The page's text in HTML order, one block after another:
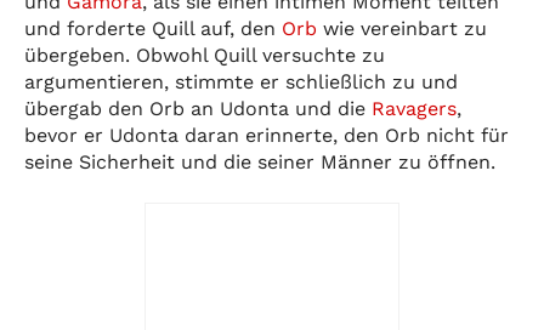
und forderte Quill auf, den Orb wie vereinbart zu
übergeben. Obwohl Quill versuchte zu
argumentieren, stimmte er schließlich zu und
übergab den Orb an Udonta und die Ravagers,
bevor er Udonta daran erinnerte, den Orb nicht für
seine Sicherheit und die seiner Männer zu öffnen.